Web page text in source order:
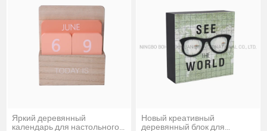
Яркий деревянный
календарь для настольного
Новый креативный
деревянный блок для